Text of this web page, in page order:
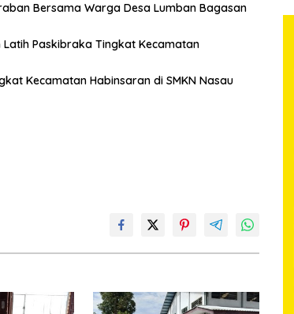
Bersama Warga Desa Lumban Bagasan
Latih Paskibraka Tingkat Kecamatan
Kecamatan Habinsaran di SMKN Nasau